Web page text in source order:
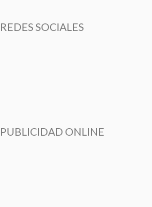
REDES SOCIALES
PUBLICIDAD ONLINE